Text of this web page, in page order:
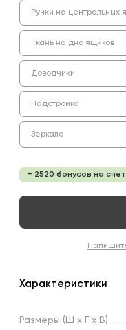
Ручки на центральных
Ткань на дно ящиков
Доводчики
Надстройка
Зеркало
+ 2520 бонусов на счет
Характеристики
Размеры (Ш х х В)